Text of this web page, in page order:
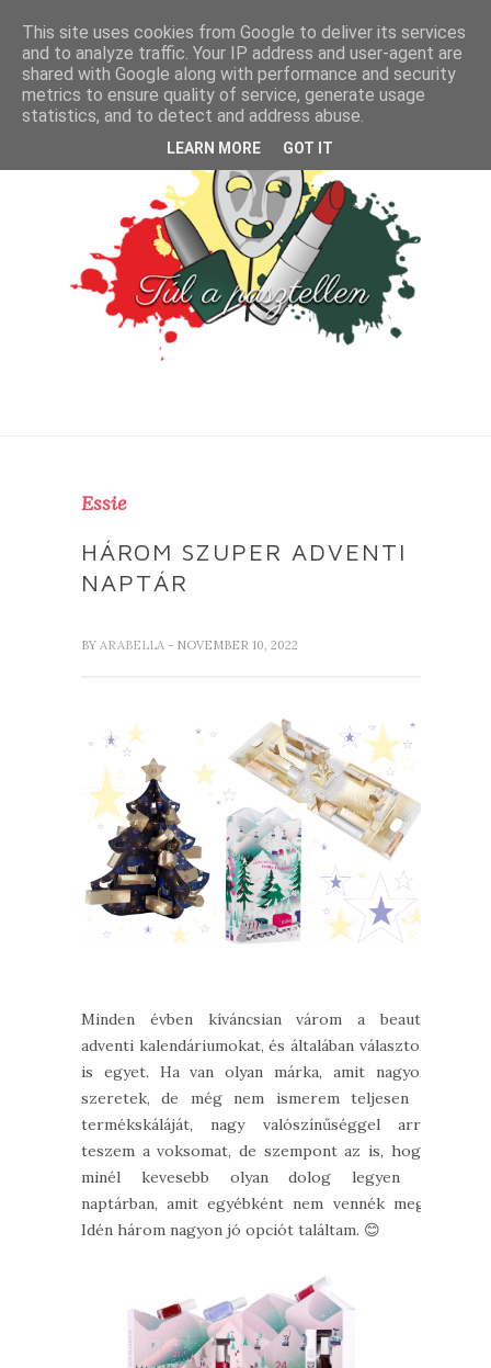
Essie
HÁROM SZUPER ADVENTI
NAPTÁR
BY ARABELLA - NOVEMBER 10, 2022
Minden évben kíváncsian várom a beauty
adventi kalendáriumokat, és általában választok
is egyet. Ha van olyan márka, amit nagyon
szeretek, de még nem ismerem teljesen a
termékskáláját, nagy valószínűséggel arra
teszem a voksomat, de szempont az is, hogy
minél kevesebb olyan dolog legyen a
naptárban, amit egyébként nem vennék meg.
Idén három nagyon jó opciót találtam. 😊
This site uses cookies from Google to deliver its services
and to analyze traffic. Your IP address and user-agent are
shared with Google along with performance and security
metrics to ensure quality of service, generate usage
statistics, and to detect and address abuse.
LEARN MORE GOT IT